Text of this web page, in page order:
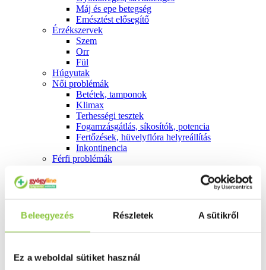
Beleegyezés Részletek A sütikről
Ez a weboldal sütiket használ
Máj és epe betegség
Emésztést elősegítő
Érzékszervek
Szem
Orr
Fül
Húgyutak
Női problémák
Betétek, tamponok
Klimax
Terhességi tesztek
Fogamzásgátlás, síkosítók, potencia
Fertőzések, hüvelyflóra helyreállítás
Inkontinencia
Férfi problémák
Szív és érrrendszer
Vérnyomás és szív gyógyszerei
Í́nygyulladás